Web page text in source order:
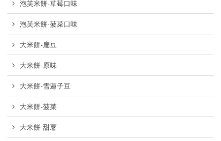
泡芙米餅-草莓口味
泡芙米餅-菠菜口味
大米餅-扁豆
大米餅-原味
大米餅-雪蓮子豆
大米餅-菠菜
大米餅-甜薯